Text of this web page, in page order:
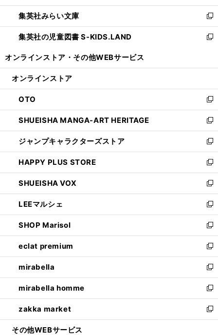
開
く
ウ
で
開
く
ン
ド
ウ
で
ウ
ィ
ン
ド
開
集英社みらい文庫
新
し
い
ン
ウ
で
開
く
集英社の児童図書 S-KIDS.LAND
新
ウ
ン
ド
ウ
で
開
く
オンラインストア・ その他WEBサービス
オンラインストア
OTO
新
し
い
ウ
ィ
ン
ド
ウ
で
開
く
SHUEISHA MANGA-ART HERITAGE
新
し
い
ウ
ィ
ン
ド
ウ
で
開
く
ジャンプキャラクターズストア
新
し
い
ウ
ィ
ン
ド
ウ
で
開
く
HAPPY PLUS STORE
新
し
い
ウ
ィ
ン
ド
ウ
で
開
く
SHUEISHA VOX
新
し
い
ウ
ィ
ン
ド
ウ
で
開
く
LEEマルシェ
新
し
い
ウ
ィ
ン
ド
ウ
で
開
く
SHOP Marisol
新
し
い
ウ
ィ
ン
ド
ウ
で
開
eclat premium
新
し
い
ウ
ィ
ン
ド
ウ
mirabella
新
し
い
ウ
ィ
ン
mirabella homme
新
し
い
ウ
zakka market
新
し
その他WEBサービス